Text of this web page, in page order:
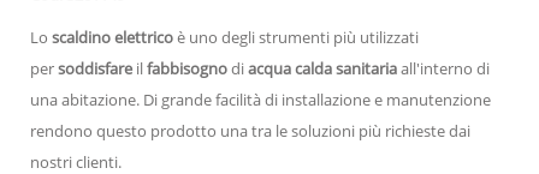
Lo scaldino elettricoè uno degli strumenti più utilizzati
persoddisfare ilfabbisognodiacqua calda sanitariaall'interno di
una abitazione. Di grande facilità di installazione e manutenzione
rendono questo prodotto una tra le soluzioni più richieste dai
nostri clienti.